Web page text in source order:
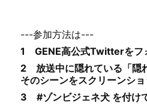
---参加方法は---
1 GENE高公式Twitterをフ
2 放送中に隠れている「隠
そのシーンをスクリーンショ
3 #ゾンビジェネ犬 を付け